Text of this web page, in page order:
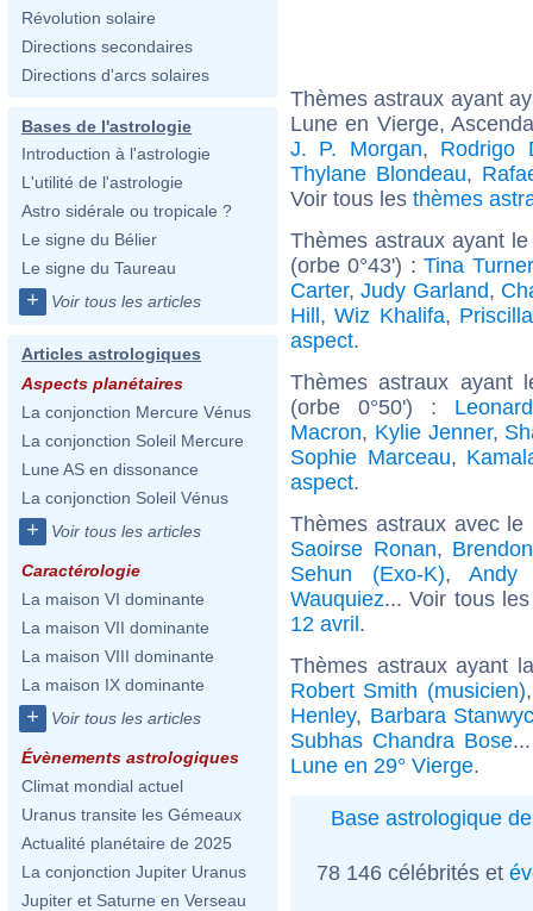
Révolution solaire
Directions secondaires
Directions d'arcs solaires
Bases de l'astrologie
Introduction à l'astrologie
L'utilité de l'astrologie
Astro sidérale ou tropicale ?
Le signe du Bélier
Le signe du Taureau
+ Voir tous les articles
Articles astrologiques
Aspects planétaires
La conjonction Mercure Vénus
La conjonction Soleil Mercure
Lune AS en dissonance
La conjonction Soleil Vénus
+ Voir tous les articles
Caractérologie
La maison VI dominante
La maison VII dominante
La maison VIII dominante
La maison IX dominante
+ Voir tous les articles
Évènements astrologiques
Climat mondial actuel
Uranus transite les Gémeaux
Actualité planétaire de 2025
La conjonction Jupiter Uranus
Jupiter et Saturne en Verseau
Thèmes astraux ayant
Lune en Vierge,
J. P. Morgan, Rodrigo
Thylane Blondeau,
Voir tous les thèmes
Thèmes astraux ayant
(orbe 0°43') :Tina Turner
Carter,Judy Garland,
Hill,Wiz Khalifa,
aspect.
Thèmes astraux ayant
(orbe 0°50') :
Macron, Kylie Jenner,
Sophie Marceau,
aspect.
Thèmes astraux avec
Saoirse Ronan,
Sehun (Exo-K), Andy
Wauquiez... Voir tous
12 avril.
Thèmes astraux ayant
Robert Smith (musicien)
Henley, Barbara
Subhas Chandra Bose
Lune en 29° Vierge.
Base astrologique
78 146 célébrités et